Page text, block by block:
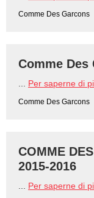
Comme Des Garcons
Comme Des
Per saperne di
Comme Des Garcons
COMME
2015-2016
Per saperne di